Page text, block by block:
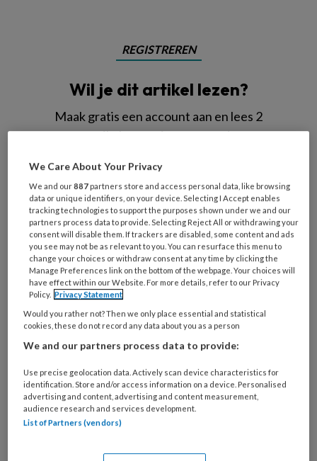
REGISTREREN
Wil je dit artikel lezen?
Maak gratis een account aan en lees 2
artikelen gratis per maand
Al een account of abonnement?
Wat
is
je
e-
mailadres?
* *
Kies
je
wachtwoord*
Kies
je
Bij
welke
organisatie
werk
We Care About Your Privacy
We and our887 partners store and access personal data, like browsing
data or unique identifiers, on your device. Selecting I Accept enables
tracking technologies to support the purposes shown under we and our
partners process data to provide. Selecting Reject All or withdrawing your
consent will disable them. If trackers are disabled, some content and ads
you see may not be as relevant to you. You can resurface this menu to
change your choices or withdraw consent at any time by clicking the
Manage Preferences link on the bottom of the webpage. Your choices will
have effect within our Website. For more details, refer to our Privacy
Policy. Privacy Statement
Would you rather not? Then we only place essential and statistical
cookies, these do not record any data about you as a person
We and our partners process data to provide:
Use precise geolocation data. Actively scan device characteristics for
identification. Store and/or access information on a device. Personalised
advertising and content, advertising and content measurement,
audience research and services development.
List of Partners (vendors)